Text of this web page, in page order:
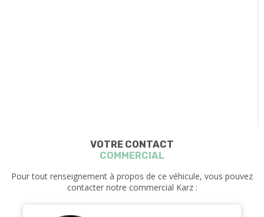
VOTRE CONTACT
COMMERCIAL
Pour tout renseignement à propos de ce véhicule, vous pouvez
contacter notre commercial Karz :